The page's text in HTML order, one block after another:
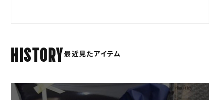
HISTORY最近見たアイテム